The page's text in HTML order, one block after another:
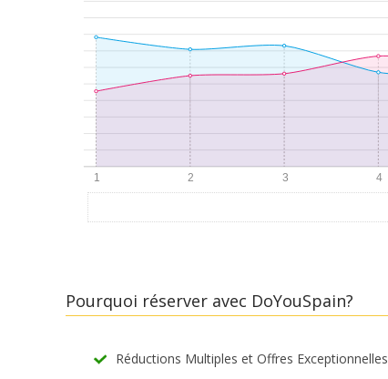
Pourquoi réserver avec DoYouSpain?
Réductions Multiples et Offres Exceptionnelles